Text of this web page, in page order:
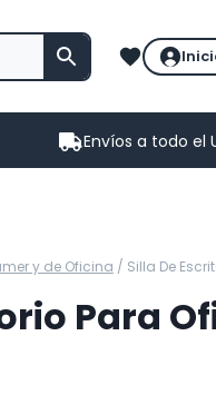
Envíos a todo el
y de Oficina / Silla De
Para